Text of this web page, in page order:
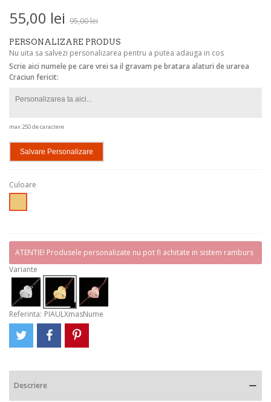
55,00 lei 95,00 lei
PERSONALIZARE PRODUS
Nu uita sa salvezi personalizarea pentru a putea adauga in cos
Scrie aici numele pe care vrei sa il gravam pe bratara alaturi de urarea
Craciun fericit:
max 250 de caractere
Salvare Personalizare
Culoare
ATENTIE! Produsele personalizate nu pot fi achitate in sistem ramburs
Variante
Referinta: PIAULXmasNume
Descriere